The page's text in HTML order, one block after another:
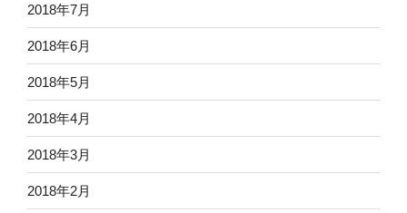
2018年7月
2018年6月
2018年5月
2018年4月
2018年3月
2018年2月